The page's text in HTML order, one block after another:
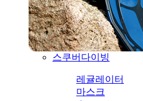
스쿠버다이빙
레귤레이터
마스크